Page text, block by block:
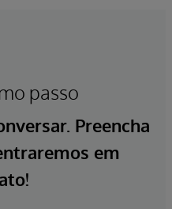
passo
Preencha
em